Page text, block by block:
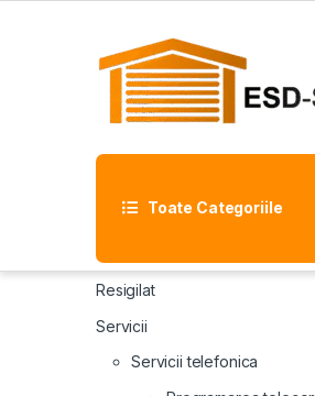
Toate Categoriile
Resigilat
Servicii
Servicii telefonica